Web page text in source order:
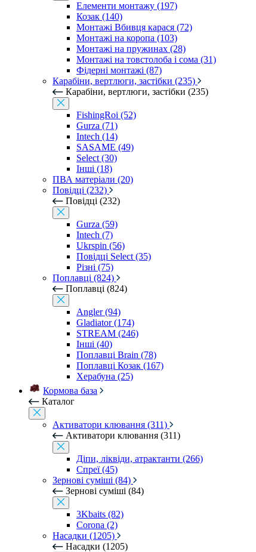
Елементи монтажу (197)
Козак (140)
Монтажі Вбивця карася (72)
Монтажі на коропа (103)
Монтажі на пружинах (28)
Монтажі на товстолоба і сома (31)
Фідерні монтажі (87)
Карабіни, вертлюги, застібки (235)
Карабіни, вертлюги, застібки (235)
FishingRoi (52)
Gurza (71)
Intech (14)
SASAME (49)
Select (30)
Інші (18)
ПВА матеріали (20)
Повідці (232)
Повідці (232)
Gurza (59)
Intech (7)
Ukrspin (56)
Повідці Select (35)
Різні (75)
Поплавці (824)
Поплавці (824)
Angler (94)
Gladiator (174)
STREAM (246)
Інші (40)
Поплавці Brain (78)
Поплавці Козак (167)
Херабуна (25)
Кормова база
Каталог
Активатори клювання (311)
Активатори клювання (311)
Діпи, ліквіди, атрактанти (266)
Спреї (45)
Зернові суміші (84)
Зернові суміші (84)
3Kbaits (82)
Corona (2)
Насадки (1205)
Насадки (1205)